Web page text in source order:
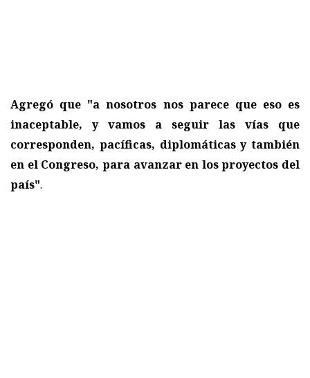
Agregó que "a nosotros nos parece que eso es
inaceptable, y vamos a seguir las vías que
corresponden, pacíficas, diplomáticas y también
en el Congreso, para avanzar en los proyectos del
país".